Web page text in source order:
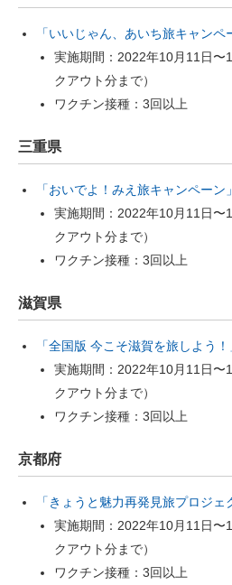
「いいじゃん、あいち旅キャンペ
実施期間：2022年10月11日〜
クアウト分まで）
ワクチン接種：3回以上
三重県
「おいでよ！みえ旅キャンペーン」
実施期間：2022年10月11日〜
クアウト分まで）
ワクチン接種：3回以上
滋賀県
「全国版 今こそ滋賀を旅しよう！
実施期間：2022年10月11日〜
クアウト分まで）
ワクチン接種：3回以上
京都府
「きょうと魅力再発見旅プロジェ
実施期間：2022年10月11日〜
クアウト分まで）
ワクチン接種：3回以上